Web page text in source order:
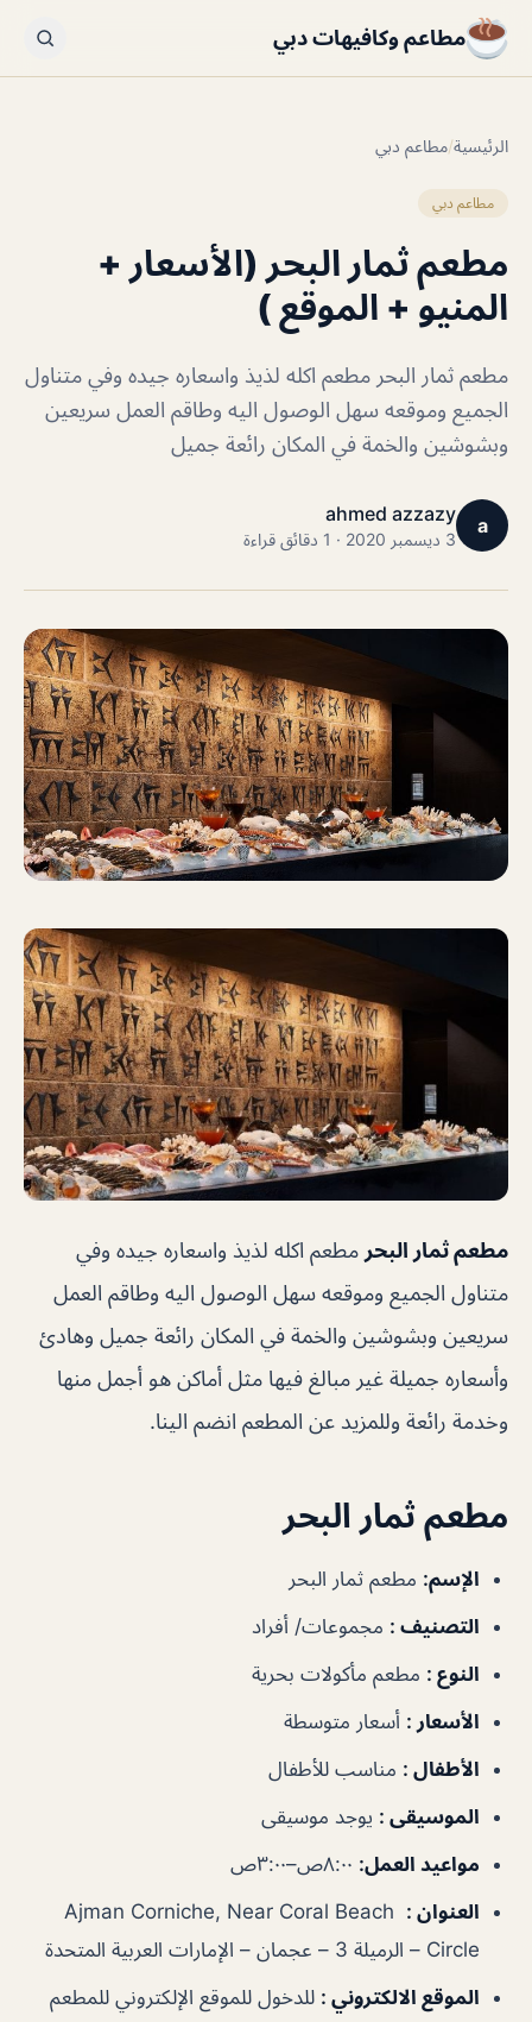
مطاعم وكافيهات دبي
الرئيسية/مطاعم دبي
مطاعم دبي
مطعم ثمار البحر (الأسعار +
المنيو + الموقع )
مطعم ثمار البحر مطعم اكله لذيذ واسعاره جيده وفي متناول
الجميع وموقعه سهل الوصول اليه وطاقم العمل سريعين
وبشوشين والخمة في المكان رائعة جميل
a
ahmed azzazy
3 ديسمبر 2020 · 1 دقائق قراءة
مطعم ثمار البحر مطعم اكله لذيذ واسعاره جيده وفي
متناول الجميع وموقعه سهل الوصول اليه وطاقم العمل
سريعين وبشوشين والخمة في المكان رائعة جميل وهادئ
وأسعاره جميلة غير مبالغ فيها مثل أماكن هو أجمل منها
وخدمة رائعة وللمزيد عن المطعم انضم الينا.
مطعم ثمار البحر
الإسم: مطعم ثمار البحر
التصنيف : مجموعات/ أفراد
النوع : مطعم مأكولات بحرية
الأسعار : أسعار متوسطة
الأطفال : مناسب للأطفال
الموسيقى : يوجد موسيقى
مواعيد العمل:
العنوان :
Ajman Corniche, Near Coral Beach
Circle – الرميلة 3 – عجمان – الإمارات العربية المتحدة
الموقع الالكتروني : للدخول للموقع الإلكتروني للمطعم